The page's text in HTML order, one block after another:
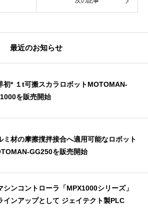
最近のお知らせ
初* １t可搬スカラロボットMOTOMAN-
を販売開始
ミ材の摩擦撹拌接合へ適用可能なロボット
GG250を販売開始
シンコントローラ「MPX1000シリーズ」
インアップとして ジェイテクト製PLC